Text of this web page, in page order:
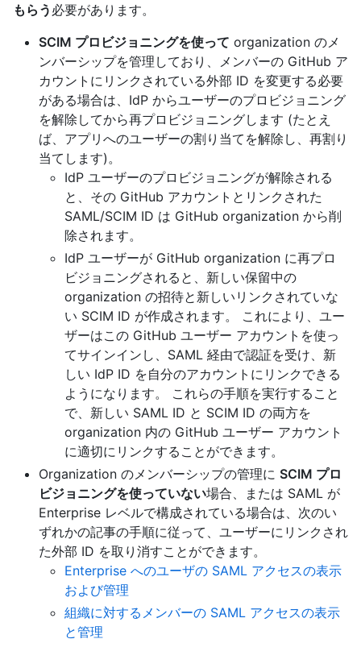
もらう 必要があります。
SCIM プロビジョニングを使って organization のメ
ンバーシップを管理しており、メンバーの GitHub ア
カウントにリンクされている外部 ID を変更する必要
がある場合は、IdP からユーザーのプロビジョニング
を解除してから再プロビジョニングします (たとえ
ば、アプリへのユーザーの割り当てを解除し、再割り
当てします)。
IdP ユーザーのプロビジョニングが解除される
と、その GitHub アカウントとリンクされた
SAML/SCIM ID は GitHub organization から削
除されます。
IdP ユーザーが GitHub organization に再プロ
ビジョニングされると、新しい保留中の
organization の招待と新しいリンクされていな
い SCIM ID が作成されます。 これにより、ユー
ザーはこの GitHub ユーザー アカウントを使っ
てサインインし、SAML 経由で認証を受け、新
しい IdP ID を自分のアカウントにリンクできる
ようになります。 これらの手順を実行すること
で、新しい SAML ID と SCIM ID の両方を
organization 内の GitHub ユーザー アカウント
に適切にリンクすることができます。
Organization のメンバーシップの管理に SCIM プロ
ビジョニングを使っていない場合、または SAML が
Enterprise レベルで構成されている場合は、次のい
ずれかの記事の手順に従って、ユーザーにリンクされ
た外部 ID を取り消すことができます。
Enterprise へのユーザの SAML アクセスの表示
および管理
組織に対するメンバーの SAML アクセスの表示
と管理